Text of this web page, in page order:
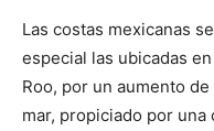
Las costas mexicanas
especial las ubicadas
Roo, por un aumento
mar, propiciado por una